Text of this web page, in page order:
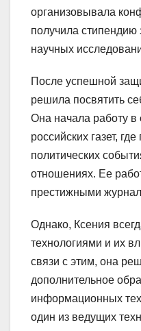
организовывала
получила стипендию
научных
После успешной
решила посвятить
Она начала работу
российских газет,
политических
отношениях. Ее
престижными
Однако, Ксения
технологиями и их
связи с этим, она
дополнительное
информационных
один из ведущих